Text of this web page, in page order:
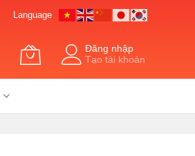
Language
Đăng nhập
Tạo tài khoản